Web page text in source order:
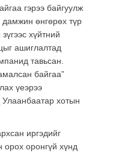
гэрээ байгуулж
дамжин өнгөрөх түр
хүйтний
ашиглалтад
тавьсан.
байгаа”
үеэрээ
Улаанбаатар хотын
иргэдийг
оронгүй хүнд